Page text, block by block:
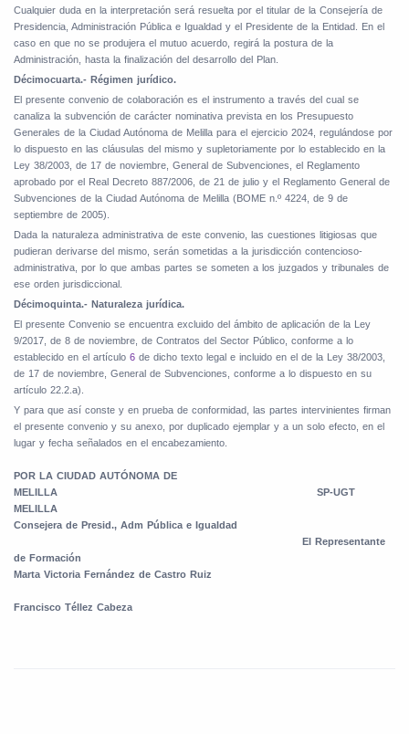
Cualquier duda en la interpretación será resuelta por el titular de la Consejería de
Presidencia, Administración Pública e Igualdad y el Presidente de la Entidad. En el
caso en que no se produjera el mutuo acuerdo, regirá la postura de la
Administración, hasta la finalización del desarrollo del Plan.
Décimocuarta.- Régimen jurídico.
El presente convenio de colaboración es el instrumento a través del cual se
canaliza la subvención de carácter nominativa prevista en los Presupuesto
Generales de la Ciudad Autónoma de Melilla para el ejercicio 2024, regulándose por
lo dispuesto en las cláusulas del mismo y supletoriamente por lo establecido en la
Ley 38/2003, de 17 de noviembre, General de Subvenciones, el Reglamento
aprobado por el Real Decreto 887/2006, de 21 de julio y el Reglamento General de
Subvenciones de la Ciudad Autónoma de Melilla (BOME n.º 4224, de 9 de
septiembre de 2005).
Dada la naturaleza administrativa de este convenio, las cuestiones litigiosas que
pudieran derivarse del mismo, serán sometidas a la jurisdicción contencioso-
administrativa, por lo que ambas partes se someten a los juzgados y tribunales de
ese orden jurisdiccional.
Décimoquinta.- Naturaleza jurídica.
El presente Convenio se encuentra excluido del ámbito de aplicación de la Ley
9/2017, de 8 de noviembre, de Contratos del Sector Público, conforme a lo
establecido en el artículo 6 de dicho texto legal e incluido en el de la Ley 38/2003,
de 17 de noviembre, General de Subvenciones, conforme a lo dispuesto en su
artículo 22.2.a).
Y para que así conste y en prueba de conformidad, las partes intervinientes firman
el presente convenio y su anexo, por duplicado ejemplar y a un solo efecto, en el
lugar y fecha señalados en el encabezamiento.
POR LA CIUDAD AUTÓNOMA DE
MELILLA
SP-UGT
MELILLA
Consejera de Presid., Adm Pública e Igualdad
El Representante
de Formación
Marta Victoria Fernández de Castro Ruiz
Francisco Téllez Cabeza